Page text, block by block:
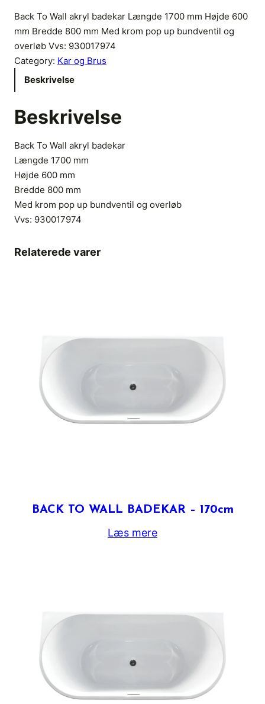
Back To Wall akryl badekar Længde 1700 mm Højde 600
mm Bredde 800 mm Med krom pop up bundventil og
overløb Vvs: 930017974
Category: Kar og Brus
Beskrivelse
Beskrivelse
Back To Wall akryl badekar
Længde 1700 mm
Højde 600 mm
Bredde 800 mm
Med krom pop up bundventil og overløb
Vvs: 930017974
Relaterede varer
BACK TO WALL BADEKAR – 170cm
Læs mere